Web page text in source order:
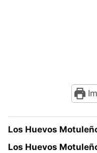
Los Huevos
Los Huevos